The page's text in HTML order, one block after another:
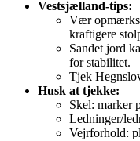
Vestsjælland‑tips:
Vær
kraftigere
Sandet jord
for stabilitet.
Tjek
Husk at tjekke:
Skel: marker
Ledninger/
Vejrforhold: